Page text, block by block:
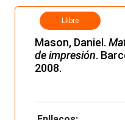
Llibre
Mason, Daniel.
de impresión.
2008.